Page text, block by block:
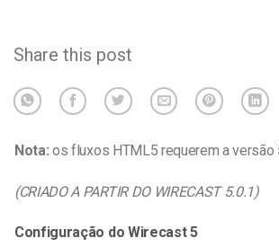
Share this post
Nota: os fluxos HTML5 requerem a versão
(CRIADO A PARTIR DO WIRECAST 5.0.1)
Configuração do Wirecast 5